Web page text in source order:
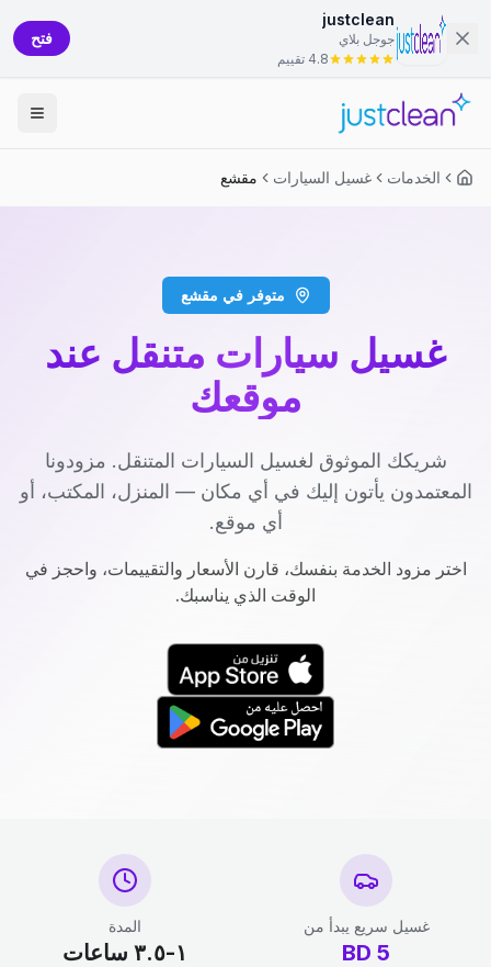
justclean
جوجل بلاي
4.8 تقييم
فتح
الخدمات غسيل السيارات مقشع
متوفر في مقشع
غسيل سيارات متنقل عند
موقعك
شريكك الموثوق لغسيل السيارات المتنقل. مزودونا
المعتمدون يأتون إليك في أي مكان — المنزل، المكتب، أو
أي موقع.
اختر مزود الخدمة بنفسك، قارن الأسعار والتقييمات، واحجز في
الوقت الذي يناسبك.
غسيل سريع يبدأ من
5
BD
المدة
١-٣.٥ ساعات